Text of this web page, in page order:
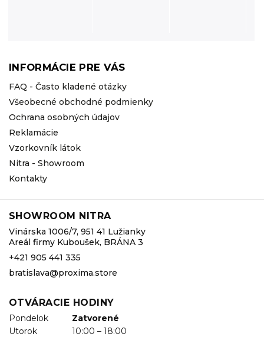
INFORMÁCIE PRE VÁS
FAQ - Často kladené otázky
Všeobecné obchodné podmienky
Ochrana osobných údajov
Reklamácie
Vzorkovník látok
Nitra - Showroom
Kontakty
SHOWROOM NITRA
Vinárska 1006/7, 951 41 Lužianky
Areál firmy Kuboušek, BRÁNA 3
+421 905 441 335
bratislava@proxima.store
OTVÁRACIE HODINY
Pondelok
Zatvorené
Utorok
10:00 – 18:00